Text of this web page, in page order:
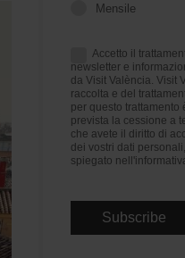
Mensile
Accetto il
newsletter e
da Visit València. Visit
raccolta e del
per questo trattamento
prevista la cessione a
che avete il diritto di
dei vostri dati
spiegato